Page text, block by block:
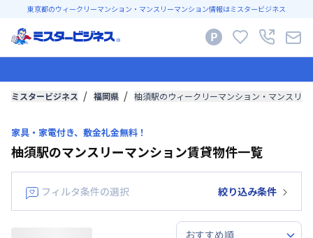
東京都のウィークリーマンション・マンスリーマンション情報はミスタービジネス
ミスタービジネス 福岡県 柚須駅のウィークリーマンション・マンスリ
家具・家電付き、敷金礼金無料！
柚須駅のマンスリーマンション賃貸物件一覧
フィルタ条件の選択 絞り込み条件